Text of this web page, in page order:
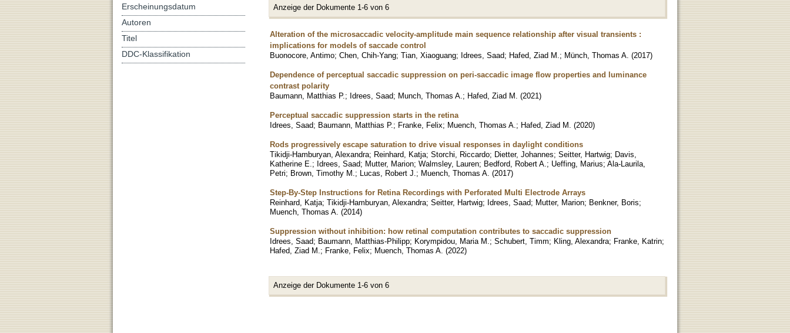
Anzeige der Dokumente 1-6 von 6
Alteration of the microsaccadic velocity-amplitude main sequence relationship after visual transients :
implications for models of saccade control
Buonocore, Antimo; Chen, Chih-Yang; Tian, Xiaoguang; Idrees, Saad; Hafed, Ziad M. ; Münch, Thomas A. (2017)
Dependence of perceptual saccadic suppression on peri-saccadic image flow properties and luminance
contrast polarity
Baumann, Matthias P. ; Idrees, Saad; Munch, Thomas A. ; Hafed, Ziad M. (2021)
Perceptual saccadic suppression starts in the retina
Idrees, Saad; Baumann, Matthias P. ; Franke, Felix; Muench, Thomas A. ; Hafed, Ziad M. (2020)
Rods progressively escape saturation to drive visual responses in daylight conditions
Tikidji-Hamburyan, Alexandra; Reinhard, Katja; Storchi, Riccardo; Dietter, Johannes; Seitter, Hartwig; Davis,
Katherine E. ; Idrees, Saad; Mutter, Marion; Walmsley, Lauren; Bedford, Robert A. ; Ueffing, Marius; Ala-Laurila,
Petri; Brown, Timothy M. ; Lucas, Robert J. ; Muench, Thomas A. (2017)
Step-By-Step Instructions for Retina Recordings with Perforated Multi Electrode Arrays
Reinhard, Katja; Tikidji-Hamburyan, Alexandra; Seitter, Hartwig; Idrees, Saad; Mutter, Marion; Benkner, Boris;
Muench, Thomas A. (2014)
Suppression without inhibition: how retinal computation contributes to saccadic suppression
Idrees, Saad; Baumann, Matthias-Philipp; Korympidou, Maria M. ; Schubert, Timm; Kling, Alexandra; Franke, Katrin;
Hafed, Ziad M. ; Franke, Felix; Muench, Thomas A. (2022)
Anzeige der Dokumente 1-6 von 6
Erscheinungsdatum
Autoren
Titel
DDC-Klassifikation